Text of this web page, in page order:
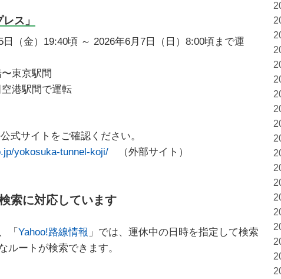
ス」
日（金）19:40頃 ～ 2026年6月7日（日）8:00頃まで運
東京駅間
港駅間で運転
式サイトをご確認ください。
yokosuka-tunnel-koji/ （外部サイト）
索に対応しています
「 Yahoo!路線情報 」では、運休中の日時を指定して検索
ルートが検索できます。